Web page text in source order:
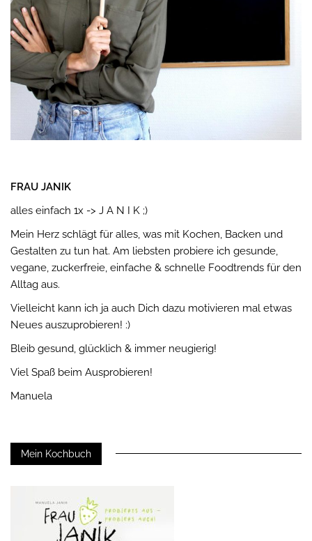
FRAU JANIK
alles einfach 1x -> J A N I K ;)
Mein Herz schlägt für alles, was mit Kochen, Backen und
Gestalten zu tun hat. Am liebsten probiere ich gesunde,
vegane, zuckerfreie, einfache & schnelle Foodtrends für den
Alltag aus.
Vielleicht kann ich ja auch Dich dazu motivieren mal etwas
Neues auszuprobieren! :)
Bleib gesund, glücklich & immer neugierig!
Viel Spaß beim Ausprobieren!
Manuela
Mein Kochbuch